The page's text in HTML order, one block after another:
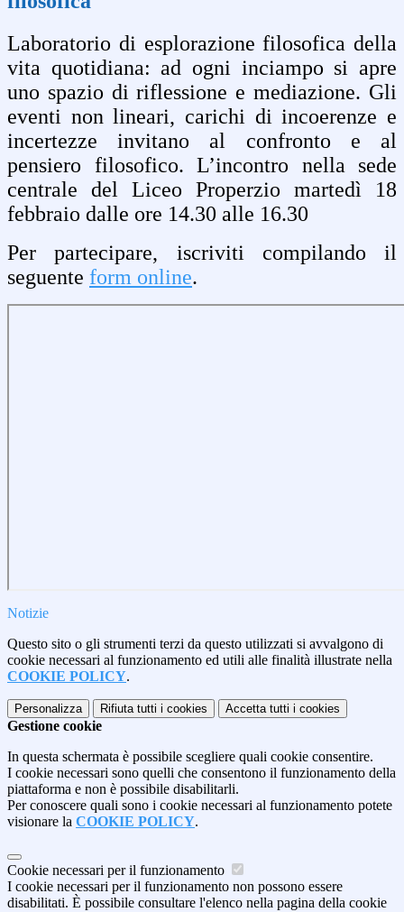
Laboratorio di esplorazione filosofica della
vita quotidiana: ad ogni inciampo si apre
uno spazio di riflessione e mediazione. Gli
eventi non lineari, carichi di incoerenze e
incertezze invitano al confronto e al
pensiero filosofico. L’incontro nella sede
centrale del Liceo Properzio martedì 18
febbraio dalle ore 14.30 alle 16.30
Per partecipare, iscriviti compilando il
seguente form online.
Notizie
Questo sito o gli strumenti terzi da questo utilizzati si avvalgono di
cookie necessari al funzionamento ed utili alle finalità illustrate nella
COOKIE POLICY.
Personalizza Rifiuta tutti i cookies Accetta tutti i cookies
Gestione cookie
In questa schermata è possibile scegliere quali cookie consentire.
I cookie necessari sono quelli che consentono il funzionamento della
piattaforma e non è possibile disabilitarli.
Per conoscere quali sono i cookie necessari al funzionamento potete
visionare la COOKIE POLICY.
Cookie necessari per il funzionamento
I cookie necessari per il funzionamento non possono essere
disabilitati. È possibile consultare l'elenco nella pagina della cookie